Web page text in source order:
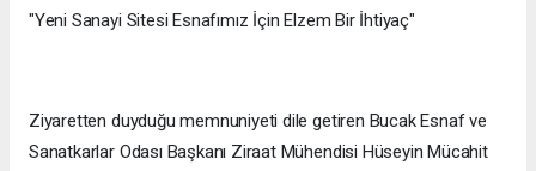
"Yeni Sanayi Sitesi Esnafımız İçin Elzem Bir İhtiyaç"
Ziyaretten duyduğu memnuniyeti dile getiren Bucak Esnaf ve
Sanatkarlar Odası Başkanı Ziraat Mühendisi Hüseyin Mücahit